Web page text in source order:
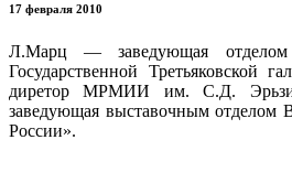
17 февраля 2010
Л.Марц — заведующая
Государственной Третьяковской
диретор МРМИИ им. С.Д.
заведующая выставочным
России».